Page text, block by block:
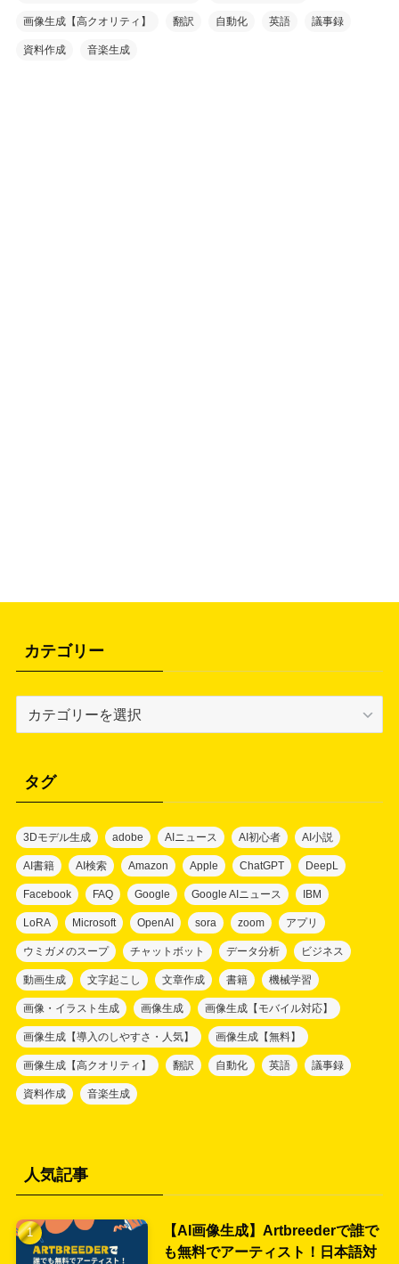
画像生成【高クオリティ】 翻訳 自動化 英語 議事録
資料作成 音楽生成
カテゴリー
テ
ー
タグ
3Dモデル生成 adobe AIニュース AI初心者 AI小説
AI書籍 AI検索 Amazon Apple ChatGPT DeepL
Facebook FAQ Google Google AIニュース IBM
LoRA Microsoft OpenAI sora zoom アプリ
ウミガメのスープ チャットボット データ分析 ビジネス
動画生成 文字起こし 文章作成 書籍 機械学習
画像・イラスト生成 画像生成 画像生成【モバイル対応】
画像生成【導入のしやすさ・人気】 画像生成【無料】
画像生成【高クオリティ】 翻訳 自動化 英語 議事録
資料作成 音楽生成
人気記事
【AI画像生成】Artbreederで誰で
も無料でアーティスト！日本語対